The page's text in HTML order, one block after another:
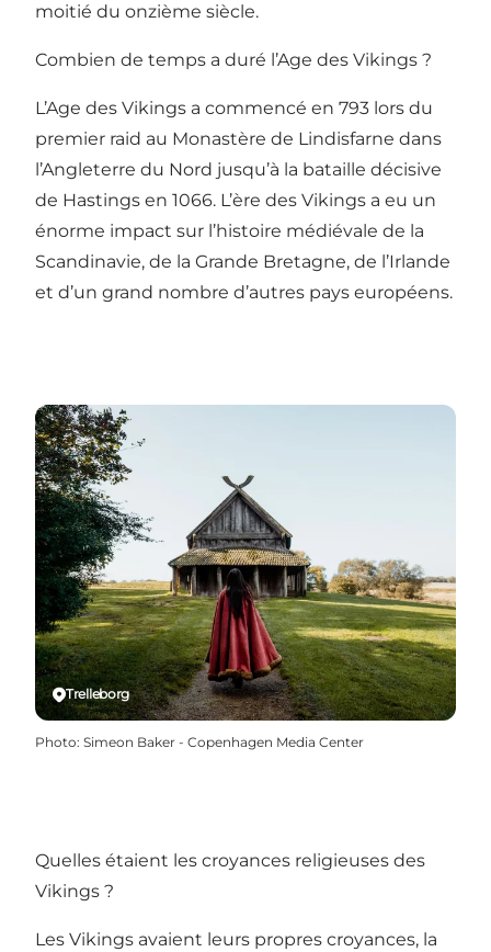
moitié du onzième siècle.
Combien de temps a duré l’Age des Vikings ?
L’Age des Vikings a commencé en 793 lors du
premier raid au Monastère de Lindisfarne dans
l’Angleterre du Nord jusqu’à la bataille décisive
de Hastings en 1066. L’ère des Vikings a eu un
énorme impact sur l’histoire médiévale de la
Scandinavie, de la Grande Bretagne, de l’Irlande
et d’un grand nombre d’autres pays européens.
Trelleborg
Photo: Simeon Baker - Copenhagen Media Center
Quelles étaient les croyances religieuses des
Vikings ?
Les Vikings avaient leurs propres croyances, la